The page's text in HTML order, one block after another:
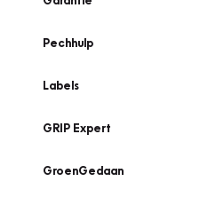
Pechhulp
Labels
GRIP Expert
GroenGedaan